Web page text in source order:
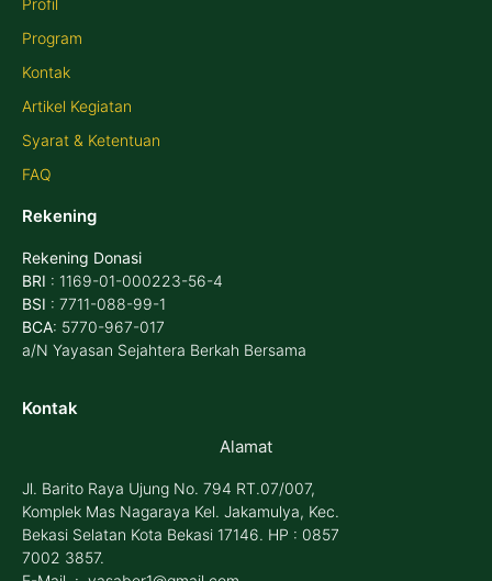
Profil
Program
Kontak
Artikel Kegiatan
Syarat & Ketentuan
FAQ
Rekening
Rekening Donasi
BRI : 1169-01-000223-56-4
BSI : 7711-088-99-1
BCA: 5770-967-017
a/N Yayasan Sejahtera Berkah Bersama
Kontak
Alamat
Jl. Barito Raya Ujung No. 794 RT.07/007,
Komplek Mas Nagaraya Kel. Jakamulya, Kec.
Bekasi Selatan Kota Bekasi 17146. HP : 0857
7002 3857.